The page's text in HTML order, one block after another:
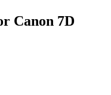
Canon 7D